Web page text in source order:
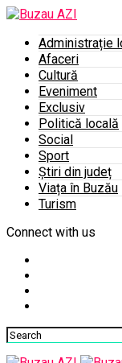
Administrație
Afaceri
Cultură
Eveniment
Exclusiv
Politică locală
Social
Sport
Știri din județ
Viața în Buzău
Turism
Connect with us